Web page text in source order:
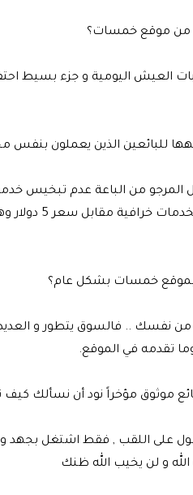
من موقع خمسات؟
العيش اليومية و جزء بسيط
للبائعين الذين يعملون بنفس
من الباعة عدم تبخيس
فالعديد من
بموقع خمسات بشكل عام؟
من نفسك .. فالسوق يتطور و
تقدمه في الموقع.
موثوق مؤخراً نود أن نسألك
على اللقب , فقط اشتغل بجهد و
و لن يخيب الله ظنك